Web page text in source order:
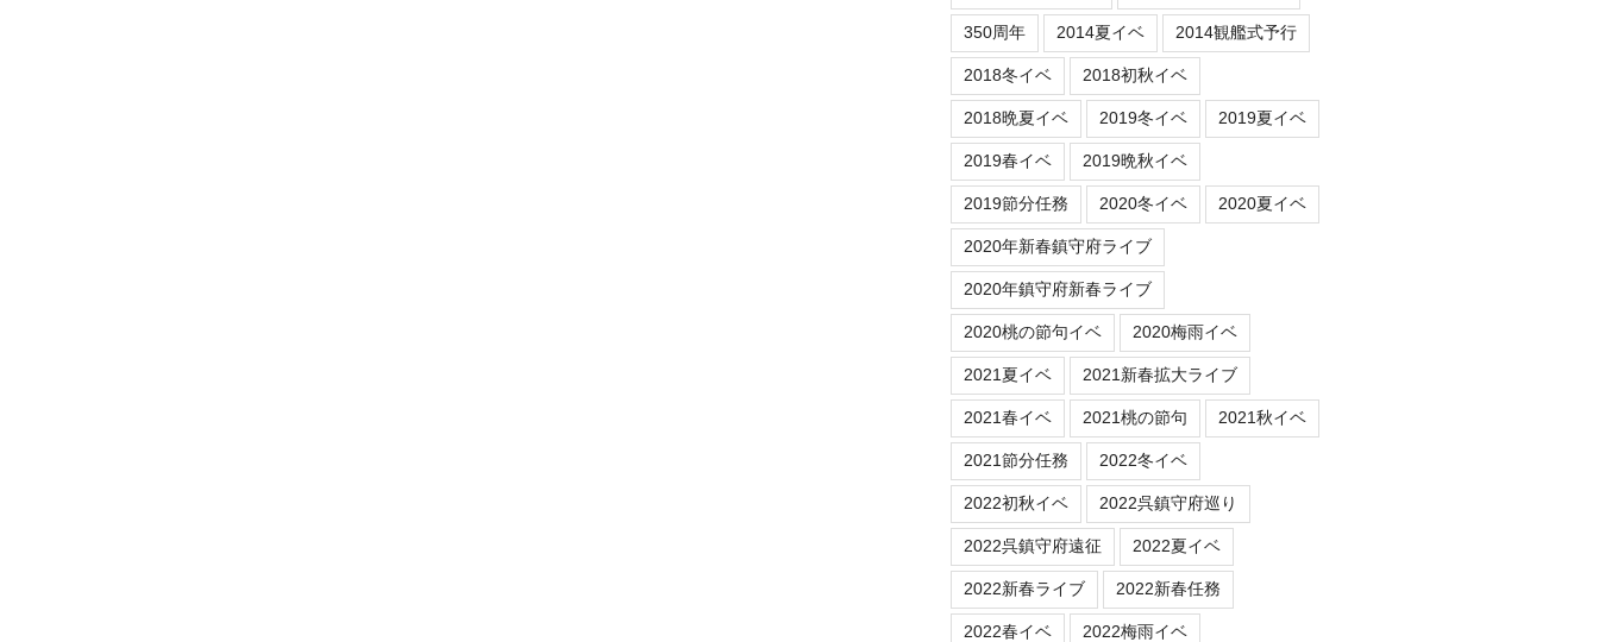
350周年 2014夏イベ 2014観艦式予行
2018冬イベ 2018初秋イベ
2018晩夏イベ 2019冬イベ 2019夏イベ
2019春イベ 2019晩秋イベ
2019節分任務 2020冬イベ 2020夏イベ
2020年新春鎮守府ライブ
2020年鎮守府新春ライブ
2020桃の節句イベ 2020梅雨イベ
2021夏イベ 2021新春拡大ライブ
2021春イベ 2021桃の節句 2021秋イベ
2021節分任務 2022冬イベ
2022初秋イベ 2022呉鎮守府巡り
2022呉鎮守府遠征 2022夏イベ
2022新春ライブ 2022新春任務
2022春イベ 2022梅雨イベ